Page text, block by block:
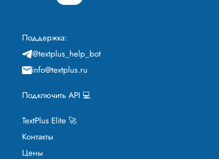
Поддержка:
@textplus_help_bot
info@textplus.ru
Подключить API 💻
TextPlus Elite 🚀
Контакты
Цены